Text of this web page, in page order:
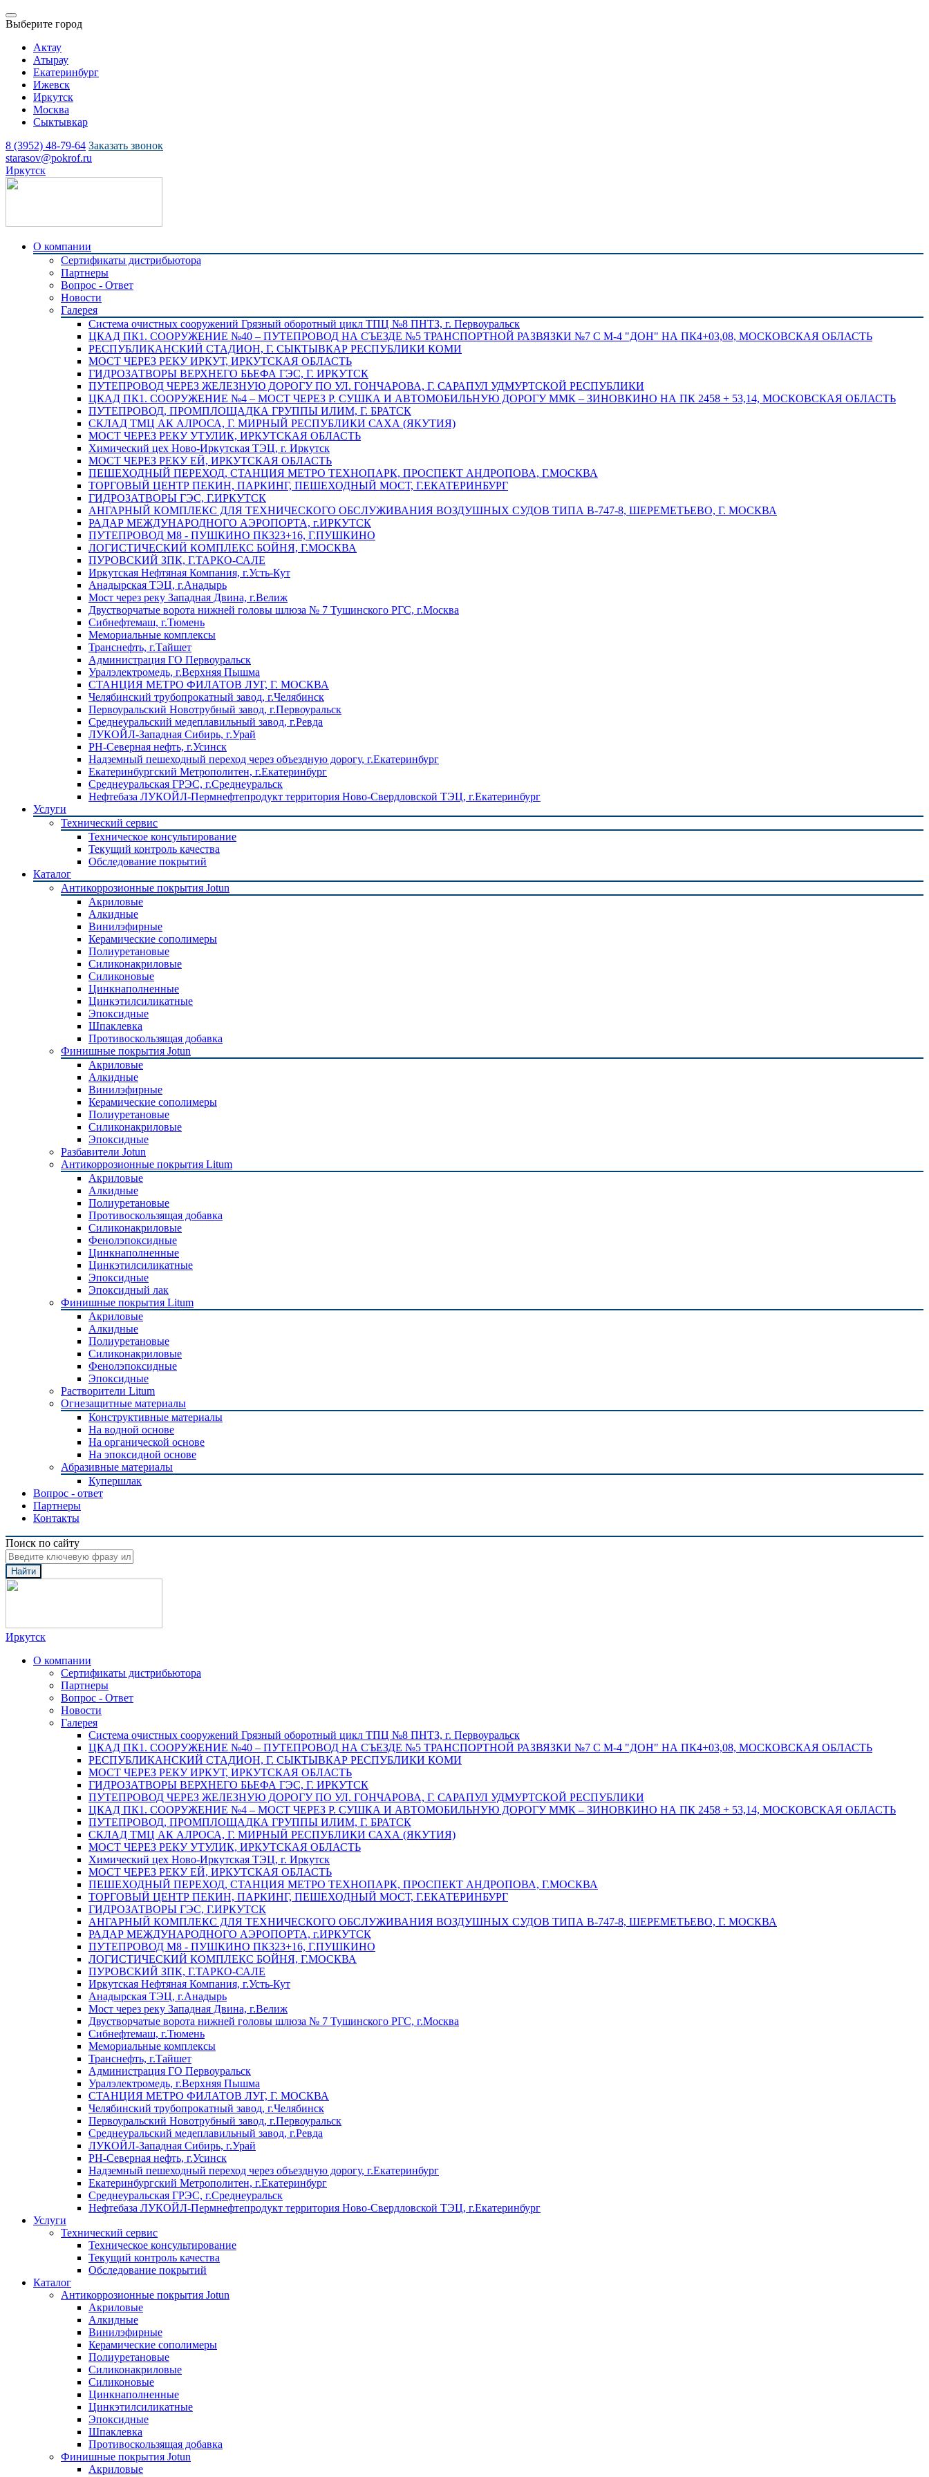
Выберите город
Актау
Атырау
Екатеринбург
Ижевск
Иркутск
Москва
Сыктывкар
8 (3952) 48-79-64 Заказать звонок
starasov@pokrof.ru
Иркутск
О компании
Сертификаты дистрибьютора
Партнеры
Вопрос - Ответ
Новости
Галерея
Система очистных сооружений Грязный оборотный цикл ТПЦ №8 ПНТЗ, г. Первоуральск
ЦКАД ПК1. СООРУЖЕНИЕ №40 – ПУТЕПРОВОД НА СЪЕЗДЕ №5 ТРАНСПОРТНОЙ РАЗВЯЗКИ №7 С М-4 "ДОН" НА ПК4+03,08, МОСКОВСКАЯ ОБЛАСТЬ
РЕСПУБЛИКАНСКИЙ СТАДИОН, Г. СЫКТЫВКАР РЕСПУБЛИКИ КОМИ
МОСТ ЧЕРЕЗ РЕКУ ИРКУТ, ИРКУТСКАЯ ОБЛАСТЬ
ГИДРОЗАТВОРЫ ВЕРХНЕГО БЬЕФА ГЭС, Г. ИРКУТСК
ПУТЕПРОВОД ЧЕРЕЗ ЖЕЛЕЗНУЮ ДОРОГУ ПО УЛ. ГОНЧАРОВА, Г. САРАПУЛ УДМУРТСКОЙ РЕСПУБЛИКИ
ЦКАД ПК1. СООРУЖЕНИЕ №4 – МОСТ ЧЕРЕЗ Р. СУШКА И АВТОМОБИЛЬНУЮ ДОРОГУ ММК – ЗИНОВКИНО НА ПК 2458 + 53,14, МОСКОВСКАЯ ОБЛАСТЬ
ПУТЕПРОВОД, ПРОМПЛОЩАДКА ГРУППЫ ИЛИМ, Г. БРАТСК
СКЛАД ТМЦ АК АЛРОСА, Г. МИРНЫЙ РЕСПУБЛИКИ САХА (ЯКУТИЯ)
МОСТ ЧЕРЕЗ РЕКУ УТУЛИК, ИРКУТСКАЯ ОБЛАСТЬ
Химический цех Ново-Иркутская ТЭЦ, г. Иркутск
МОСТ ЧЕРЕЗ РЕКУ ЕЙ, ИРКУТСКАЯ ОБЛАСТЬ
ПЕШЕХОДНЫЙ ПЕРЕХОД, СТАНЦИЯ МЕТРО ТЕХНОПАРК, ПРОСПЕКТ АНДРОПОВА, Г.МОСКВА
ТОРГОВЫЙ ЦЕНТР ПЕКИН, ПАРКИНГ, ПЕШЕХОДНЫЙ МОСТ, Г.ЕКАТЕРИНБУРГ
ГИДРОЗАТВОРЫ ГЭС, Г.ИРКУТСК
АНГАРНЫЙ КОМПЛЕКС ДЛЯ ТЕХНИЧЕСКОГО ОБСЛУЖИВАНИЯ ВОЗДУШНЫХ СУДОВ ТИПА В-747-8, ШЕРЕМЕТЬЕВО, Г. МОСКВА
РАДАР МЕЖДУНАРОДНОГО АЭРОПОРТА, г.ИРКУТСК
ПУТЕПРОВОД М8 - ПУШКИНО ПК323+16, Г.ПУШКИНО
ЛОГИСТИЧЕСКИЙ КОМПЛЕКС БОЙНЯ, Г.МОСКВА
ПУРОВСКИЙ ЗПК, Г.ТАРКО-САЛЕ
Иркутская Нефтяная Компания, г.Усть-Кут
Анадырская ТЭЦ, г.Анадырь
Мост через реку Западная Двина, г.Велиж
Двустворчатые ворота нижней головы шлюза № 7 Тушинского РГС, г.Москва
Сибнефтемаш, г.Тюмень
Мемориальные комплексы
Транснефть, г.Тайшет
Администрация ГО Первоуральск
Уралэлектромедь, г.Верхняя Пышма
СТАНЦИЯ МЕТРО ФИЛАТОВ ЛУГ, Г. МОСКВА
Челябинский трубопрокатный завод, г.Челябинск
Первоуральский Новотрубный завод, г.Первоуральск
Среднеуральский медеплавильный завод, г.Ревда
ЛУКОЙЛ-Западная Сибирь, г.Урай
РН-Северная нефть, г.Усинск
Надземный пешеходный переход через объездную дорогу, г.Екатеринбург
Екатеринбургский Метрополитен, г.Екатеринбург
Среднеуральская ГРЭС, г.Среднеуральск
Нефтебаза ЛУКОЙЛ-Пермнефтепродукт территория Ново-Свердловской ТЭЦ, г.Екатеринбург
Услуги
Технический сервис
Техническое консультирование
Текущий контроль качества
Обследование покрытий
Каталог
Антикоррозионные покрытия Jotun
Акриловые
Алкидные
Винилэфирные
Керамические сополимеры
Полиуретановые
Силиконакриловые
Силиконовые
Цинкнаполненные
Цинкэтилсиликатные
Эпоксидные
Шпаклевка
Противоскользящая добавка
Финишные покрытия Jotun
Акриловые
Алкидные
Винилэфирные
Керамические сополимеры
Полиуретановые
Силиконакриловые
Эпоксидные
Разбавители Jotun
Антикоррозионные покрытия Litum
Акриловые
Алкидные
Полиуретановые
Противоскользящая добавка
Силиконакриловые
Фенолэпоксидные
Цинкнаполненные
Цинкэтилсиликатные
Эпоксидные
Эпоксидный лак
Финишные покрытия Litum
Акриловые
Алкидные
Полиуретановые
Силиконакриловые
Фенолэпоксидные
Эпоксидные
Растворители Litum
Огнезащитные материалы
Конструктивные материалы
На водной основе
На органической основе
На эпоксидной основе
Абразивные материалы
Купершлак
Вопрос - ответ
Партнеры
Контакты
Поиск по сайту
Найти
Иркутск
О компании
Сертификаты дистрибьютора
Партнеры
Вопрос - Ответ
Новости
Галерея
Система очистных сооружений Грязный оборотный цикл ТПЦ №8 ПНТЗ, г. Первоуральск
ЦКАД ПК1. СООРУЖЕНИЕ №40 – ПУТЕПРОВОД НА СЪЕЗДЕ №5 ТРАНСПОРТНОЙ РАЗВЯЗКИ №7 С М-4 "ДОН" НА ПК4+03,08, МОСКОВСКАЯ ОБЛАСТЬ
РЕСПУБЛИКАНСКИЙ СТАДИОН, Г. СЫКТЫВКАР РЕСПУБЛИКИ КОМИ
МОСТ ЧЕРЕЗ РЕКУ ИРКУТ, ИРКУТСКАЯ ОБЛАСТЬ
ГИДРОЗАТВОРЫ ВЕРХНЕГО БЬЕФА ГЭС, Г. ИРКУТСК
ПУТЕПРОВОД ЧЕРЕЗ ЖЕЛЕЗНУЮ ДОРОГУ ПО УЛ. ГОНЧАРОВА, Г. САРАПУЛ УДМУРТСКОЙ РЕСПУБЛИКИ
ЦКАД ПК1. СООРУЖЕНИЕ №4 – МОСТ ЧЕРЕЗ Р. СУШКА И АВТОМОБИЛЬНУЮ ДОРОГУ ММК – ЗИНОВКИНО НА ПК 2458 + 53,14, МОСКОВСКАЯ ОБЛАСТЬ
ПУТЕПРОВОД, ПРОМПЛОЩАДКА ГРУППЫ ИЛИМ, Г. БРАТСК
СКЛАД ТМЦ АК АЛРОСА, Г. МИРНЫЙ РЕСПУБЛИКИ САХА (ЯКУТИЯ)
МОСТ ЧЕРЕЗ РЕКУ УТУЛИК, ИРКУТСКАЯ ОБЛАСТЬ
Химический цех Ново-Иркутская ТЭЦ, г. Иркутск
МОСТ ЧЕРЕЗ РЕКУ ЕЙ, ИРКУТСКАЯ ОБЛАСТЬ
ПЕШЕХОДНЫЙ ПЕРЕХОД, СТАНЦИЯ МЕТРО ТЕХНОПАРК, ПРОСПЕКТ АНДРОПОВА, Г.МОСКВА
ТОРГОВЫЙ ЦЕНТР ПЕКИН, ПАРКИНГ, ПЕШЕХОДНЫЙ МОСТ, Г.ЕКАТЕРИНБУРГ
ГИДРОЗАТВОРЫ ГЭС, Г.ИРКУТСК
АНГАРНЫЙ КОМПЛЕКС ДЛЯ ТЕХНИЧЕСКОГО ОБСЛУЖИВАНИЯ ВОЗДУШНЫХ СУДОВ ТИПА В-747-8, ШЕРЕМЕТЬЕВО, Г. МОСКВА
РАДАР МЕЖДУНАРОДНОГО АЭРОПОРТА, г.ИРКУТСК
ПУТЕПРОВОД М8 - ПУШКИНО ПК323+16, Г.ПУШКИНО
ЛОГИСТИЧЕСКИЙ КОМПЛЕКС БОЙНЯ, Г.МОСКВА
ПУРОВСКИЙ ЗПК, Г.ТАРКО-САЛЕ
Иркутская Нефтяная Компания, г.Усть-Кут
Анадырская ТЭЦ, г.Анадырь
Мост через реку Западная Двина, г.Велиж
Двустворчатые ворота нижней головы шлюза № 7 Тушинского РГС, г.Москва
Сибнефтемаш, г.Тюмень
Мемориальные комплексы
Транснефть, г.Тайшет
Администрация ГО Первоуральск
Уралэлектромедь, г.Верхняя Пышма
СТАНЦИЯ МЕТРО ФИЛАТОВ ЛУГ, Г. МОСКВА
Челябинский трубопрокатный завод, г.Челябинск
Первоуральский Новотрубный завод, г.Первоуральск
Среднеуральский медеплавильный завод, г.Ревда
ЛУКОЙЛ-Западная Сибирь, г.Урай
РН-Северная нефть, г.Усинск
Надземный пешеходный переход через объездную дорогу, г.Екатеринбург
Екатеринбургский Метрополитен, г.Екатеринбург
Среднеуральская ГРЭС, г.Среднеуральск
Нефтебаза ЛУКОЙЛ-Пермнефтепродукт территория Ново-Свердловской ТЭЦ, г.Екатеринбург
Услуги
Технический сервис
Техническое консультирование
Текущий контроль качества
Обследование покрытий
Каталог
Антикоррозионные покрытия Jotun
Акриловые
Алкидные
Винилэфирные
Керамические сополимеры
Полиуретановые
Силиконакриловые
Силиконовые
Цинкнаполненные
Цинкэтилсиликатные
Эпоксидные
Шпаклевка
Противоскользящая добавка
Финишные покрытия Jotun
Акриловые